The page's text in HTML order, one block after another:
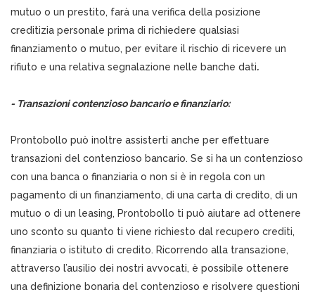
mutuo o un prestito, farà una verifica della posizione
creditizia personale prima di richiedere qualsiasi
finanziamento o mutuo, per evitare il rischio di ricevere un
rifiuto e una relativa segnalazione nelle banche dati.
- Transazioni contenzioso bancario e finanziario:
Prontobollo può inoltre assisterti anche per effettuare
transazioni del contenzioso bancario. Se si ha un contenzioso
con una banca o finanziaria o non si è in regola con un
pagamento di un finanziamento, di una carta di credito, di un
mutuo o di un leasing, Prontobollo ti può aiutare ad ottenere
uno sconto su quanto ti viene richiesto dal recupero crediti,
finanziaria o istituto di credito. Ricorrendo alla transazione,
attraverso l’ausilio dei nostri avvocati, è possibile ottenere
una definizione bonaria del contenzioso e risolvere questioni